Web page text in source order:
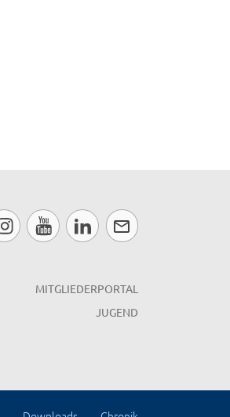
MITGLIEDERPORTAL
JUGEND